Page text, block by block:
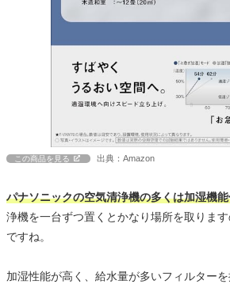
この商品を見る 出典：Amazon
パナソニックの空気清浄機の多くは加湿機
浄機を一台ずつ置くとかなり場所を取りま
ですね。
加湿性能が高く、給水量が多いフィルター